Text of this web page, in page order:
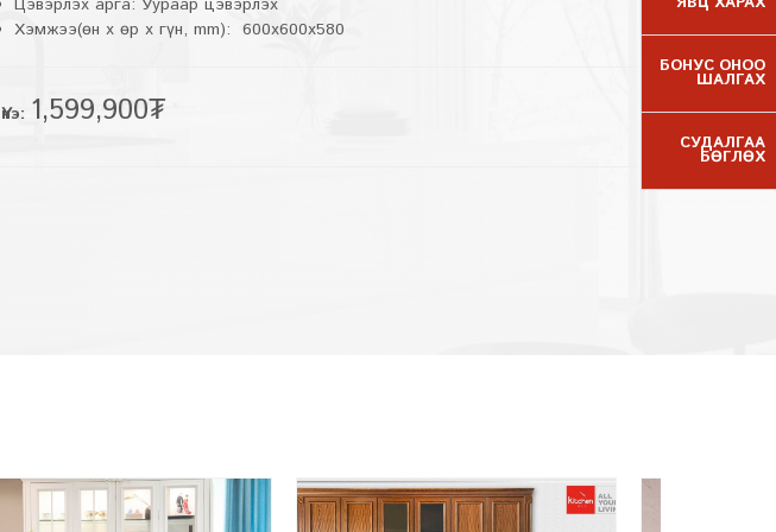
Цэвэрлэх арга: Уураар цэвэрлэх
Хэмжээ(өн x өр x гүн, mm): 600x600x580
Үнэ: 1,599,900₮
БОНУС ОНОО
ШАЛГАХ
СУДАЛГАА
БӨГЛӨХ